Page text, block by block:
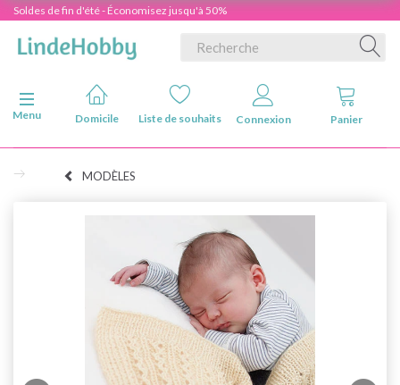
Soldes de fin d'été - Économisez jusqu'à 50%
Basculer la navigation
Menu
Domicile Liste de souhaits Connexion Panier
MODÈLES